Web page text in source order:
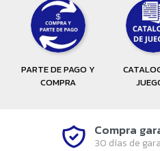
PARTE DE PAGO Y
COMPRA
Compra
30 días de
Accesorios